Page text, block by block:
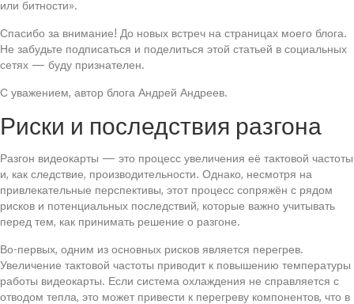
или битности».
Спасибо за внимание! До новых встреч на страницах моего блога.
Не забудьте подписаться и поделиться этой статьей в социальных
сетях — буду признателен.
С уважением, автор блога Андрей Андреев.
Риски и последствия разгона
Разгон видеокарты — это процесс увеличения её тактовой частоты
и, как следствие, производительности. Однако, несмотря на
привлекательные перспективы, этот процесс сопряжён с рядом
рисков и потенциальных последствий, которые важно учитывать
перед тем, как принимать решение о разгоне.
Во-первых, одним из основных рисков является перегрев.
Увеличение тактовой частоты приводит к повышению температуры
работы видеокарты. Если система охлаждения не справляется с
отводом тепла, это может привести к перегреву компонентов, что в